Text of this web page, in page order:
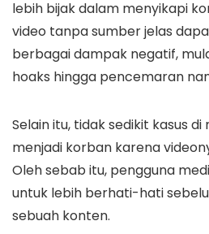
lebih bijak dalam menyikapi
video tanpa sumber jelas
berbagai dampak negatif,
hoaks hingga pencemaran
Selain itu, tidak sedikit kasus
menjadi korban karena
Oleh sebab itu, pengguna
untuk lebih berhati-hati
sebuah konten.